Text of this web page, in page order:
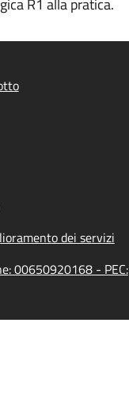
R1 alla pratica.
dei servizi
00650920168 - PEC: